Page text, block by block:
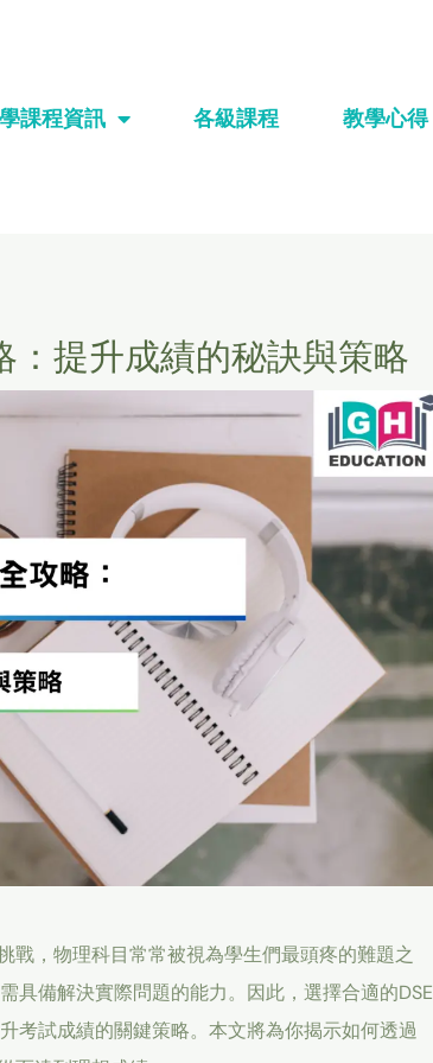
課程資訊 各級課程 教學心得
：提升成績的秘訣與策略
戰，物理科目常常被視為學生們最頭疼的難題之
具備解決實際問題的能力。因此，選擇合適的DSE
考試成績的關鍵策略。本文將為你揭示如何透過